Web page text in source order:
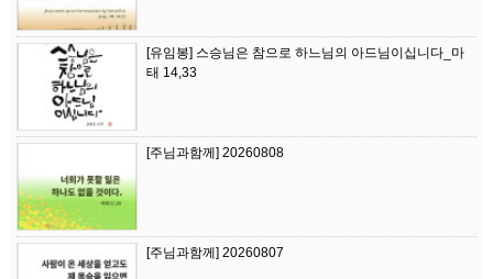
[유임봉] 스승님은 참으로 하느님의 아드님이십니다_마
태 14,33
[주님과함께] 20260808
[주님과함께] 20260807